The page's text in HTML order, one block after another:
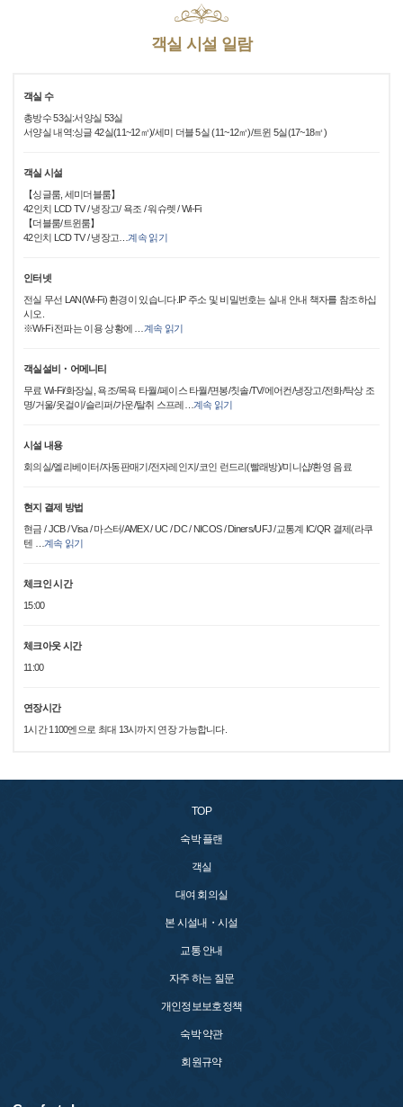
객실 시설 일람
객실 수
총방수 53실:서양실 53실
서양실 내역:싱글 42실(11~12㎡)/세미 더블 5실 (11~12㎡)/트윈 5실(17~18㎡)
객실 시설
【싱글룸, 세미더블룸】
42인치 LCD TV / 냉장고/ 욕조 / 워슈렛 / Wi-Fi
【더블룸/트윈룸】
42인치 LCD TV / 냉장고
계속 읽기
인터넷
전실 무선 LAN(Wi-Fi) 환경이 있습니다.IP 주소 및 비밀번호는 실내 안내 책자를 참조하십
시오.
※Wi-Fi 전파는 이용 상황에
계속 읽기
객실설비・어메니티
무료 Wi-Fi/화장실, 욕조/목욕 타월/페이스 타월/면봉/칫솔/TV/에어컨/냉장고/전화/탁상 조
명/거울/옷걸이/슬리퍼/가운/탈취 스프레
계속 읽기
시설 내용
회의실/엘리베이터/자동판매기/전자레인지/코인 런드리(빨래방)/미니샵/환영 음료
현지 결제 방법
현금 / JCB / Visa / 마스터/AMEX / UC / DC / NICOS / Diners/UFJ /교통계 IC/QR 결제(라쿠
텐
계속 읽기
체크인 시간
15:00
체크아웃 시간
11:00
연장시간
1시간 1100엔으로 최대 13시까지 연장 가능합니다.
TOP
숙박 플랜
객실
대여 회의실
본 시설내・시설
교통 안내
자주 하는 질문
개인정보보호정책
숙박 약관
회원규약